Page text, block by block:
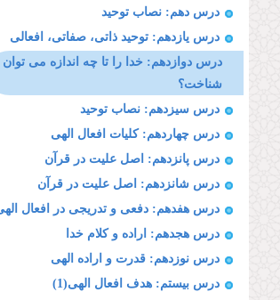
درس دهم: نصاب توحید
درس یازدهم: توحید ذاتى، صفاتى، افعالى
درس دوازدهم: خدا را تا چه اندازه مى توان
شناخت؟
درس سیزدهم: نصاب توحید
درس چهاردهم: كلیات افعال الهى
درس پانزدهم: اصل علیت در قرآن
درس شانزدهم: اصل علیت در قرآن
درس هفدهم: دفعى و تدریجى در افعال
درس هجدهم: اراده و كلام خدا
درس نوزدهم: قدرت و اراده الهى
درس بیستم: هدف افعال الهی(1)